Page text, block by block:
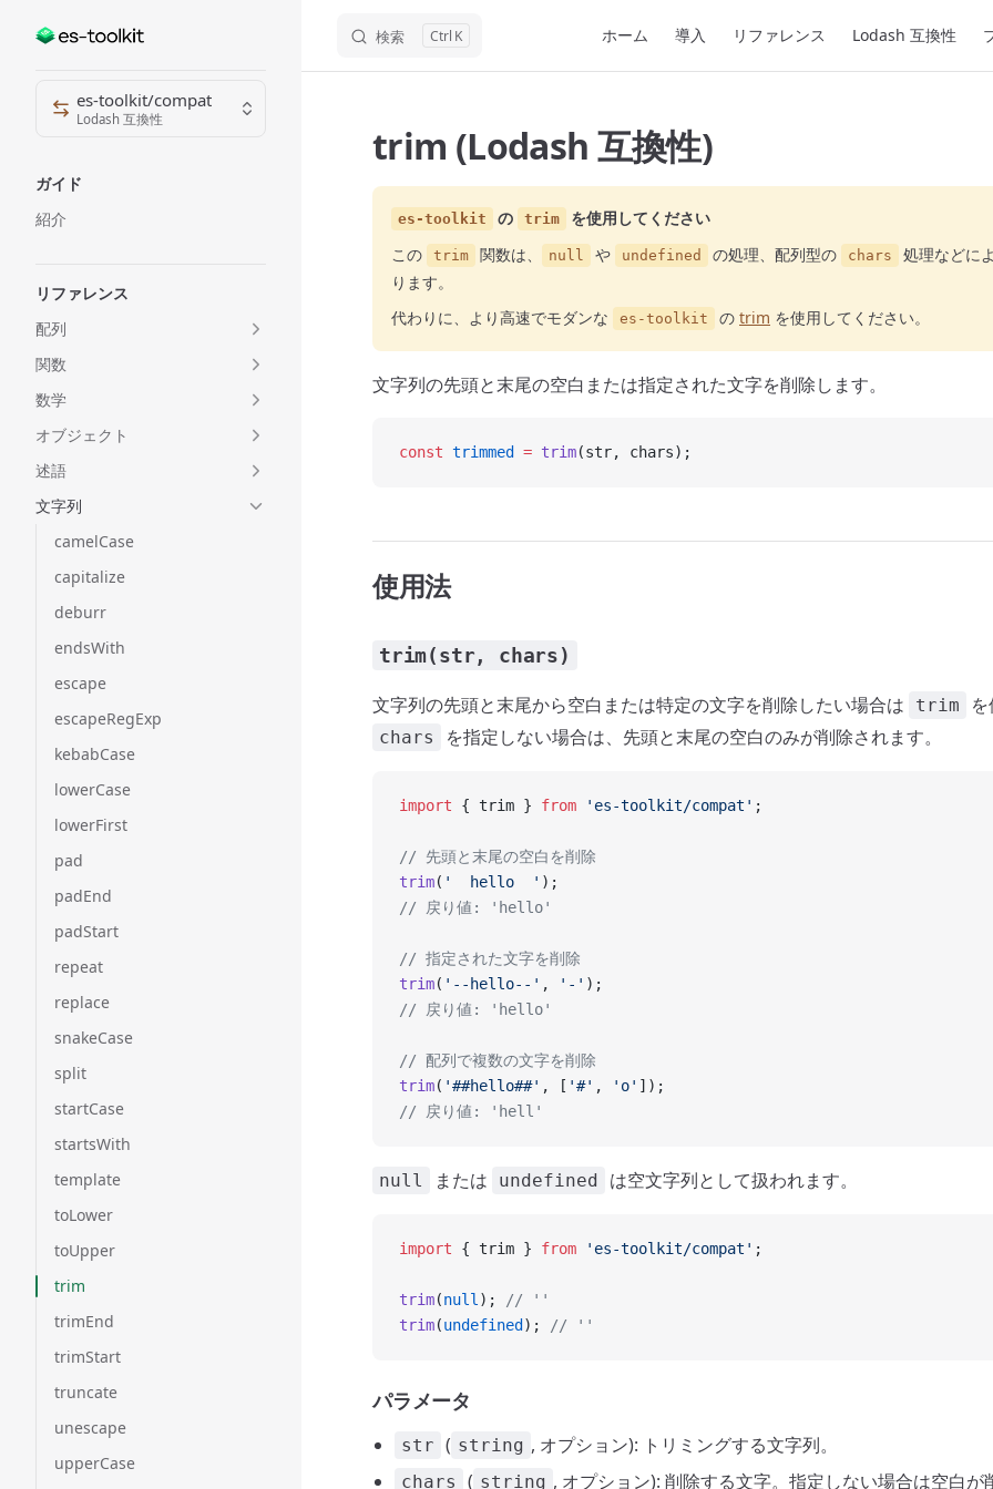
Skip to content 検索 K ホーム 導入 リファレンス Lodash 互換性
Sidebar Navigation
es-toolkit/compat
Lodash 互換性
ガイド
紹介
リファレンス
配列
関数
数学
オブジェクト
述語
文字列
camelCase
capitalize
deburr
endsWith
escape
escapeRegExp
kebabCase
lowerCase
lowerFirst
pad
padEnd
padStart
repeat
replace
snakeCase
split
startCase
startsWith
template
toLower
toUpper
trim
trimEnd
trimStart
truncate
unescape
upperCase
trim (Lodash 互換性)
es-toolkit の trim
を使用してください
この
trim 関数は、 null や undefined の処理、配列型の chars
処理などに
ります。
代わりに、より高速でモダンな
es-toolkit の trim を使用してください。
文字列の先頭と末尾の空白または指定された文字を削除します。
const trimmed = trim(str, chars);
使用法
trim(str, chars)
文字列の先頭と末尾から空白または特定の文字を削除したい場合は trim を
chars を指定しない場合は、先頭と末尾の空白のみが削除されます。
import { trim } from 'es-toolkit/compat' ;
// 先頭と末尾の空白を削除
trim( '  hello  ' );
// 戻り値: 'hello'
// 指定された文字を削除
trim( '--hello--' , '-' );
// 戻り値: 'hello'
// 配列で複数の文字を削除
trim( '##hello##' , [ '#' , 'o' ]);
// 戻り値: 'hell'
null または undefined は空文字列として扱われます。
import { trim } from 'es-toolkit/compat' ;
trim(null );
// ''
trim(undefined ); // ''
パラメータ
str ( string , オプション): トリミングする文字列。
chars ( string , オプション): 削除する文字。指定しない場合は空白が